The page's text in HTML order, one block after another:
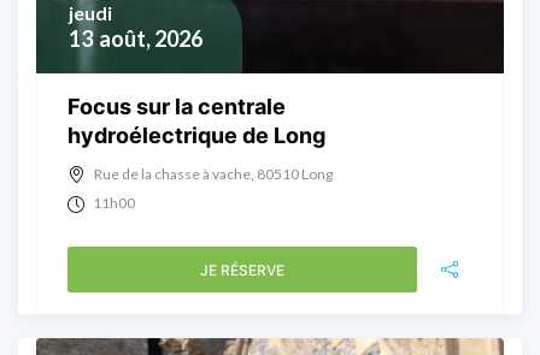
13 août, 2026
jeudi
Focus sur la centrale
hydroélectrique de Long
Rue de la chasse à vache, 80510 Long
11h00
JE RÉSERVE